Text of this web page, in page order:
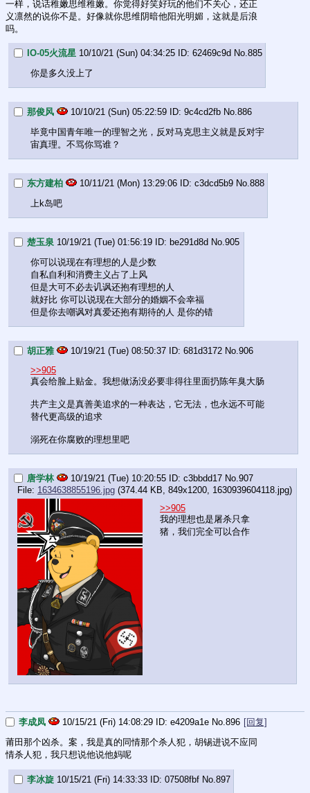
一样，说话稚嫩思维稚嫩。你觉得好笑好玩的他们不关心，还正
义凛然的说你不是。好像就你思维阴暗他阳光明媚，这就是后浪
吗。
IO-05火流星 10/10/21 (Sun) 04:34:25 62469c9d No. 885
你是多久没上了
那俊风 10/10/21 (Sun) 05:22:59 9c4cd2fb No. 886
毕竟中国青年唯一的理智之光，反对马克思主义就是反对宇
宙真理。不骂你骂谁？
东方建柏 10/11/21 (Mon) 13:29:06 c3dcd5b9 No. 888
上k岛吧
楚玉泉 10/19/21 (Tue) 01:56:19 be291d8d No. 905
你可以说现在有理想的人是少数
自私自利和消费主义占了上风
但是大可不必去讥讽还抱有理想的人
就好比 你可以说现在大部分的婚姻不会幸福
但是你去嘲讽对真爱还抱有期待的人 是你的错
胡正雅 10/19/21 (Tue) 08:50:37 681d3172 No. 906
>>905
真会给脸上贴金。我想做汤没必要非得往里面扔陈年臭大肠
共产主义是真善美追求的一种表达，它无法，也永远不可能
替代更高级的追求
溺死在你腐败的理想里吧
唐学林 10/19/21 (Tue) 10:20:55 c3bbdd17 No. 907
File: 1634638855196.jpg (374.44 KB, 849x1200, 1630939604118.jpg)
>>905
我的理想也是屠杀只拿
猪，我们完全可以合作
李成凤 10/15/21 (Fri) 14:08:29 e4209a1e No.896 [回复]
莆田那个凶杀。案，我是真的同情那个杀人犯，胡锡进说不应同
情杀人犯，我只想说他说他妈呢
李冰旋 10/15/21 (Fri) 14:33:33 07508fbf No. 897